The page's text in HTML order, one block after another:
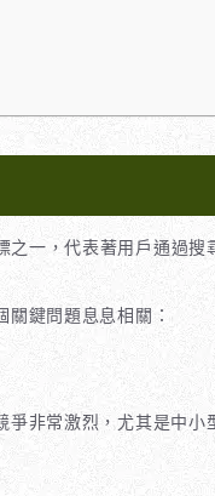
一，代表著用戶通過搜
鍵問題息息相關：
非常激烈，尤其是中小